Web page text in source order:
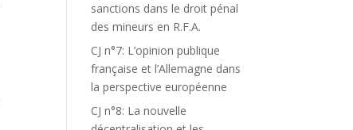
sanctions dans le droit pénal
des mineurs en R.F.A.
CJ n°7: L’opinion publique
française et l’Allemagne dans
la perspective européenne
CJ n°8: La nouvelle